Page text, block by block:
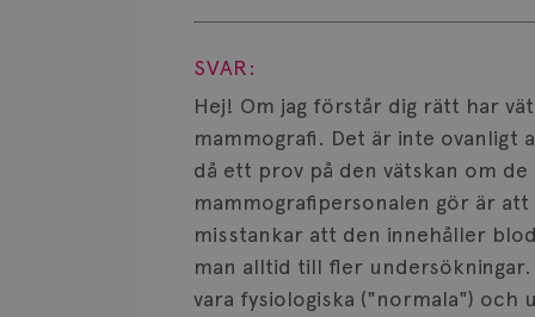
Visa svar
SVAR:
Hej! Om jag förstår dig rätt har
mammografi. Det är inte
då ett prov på den vätskan om
mammografipersonalen gör är
misstankar att den innehåller
man alltid till fler
vara fysiologiska ("normala") och